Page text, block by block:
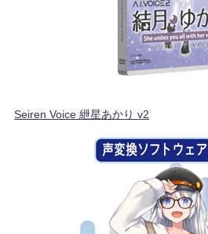
Seiren Voice 紲星あかり v2